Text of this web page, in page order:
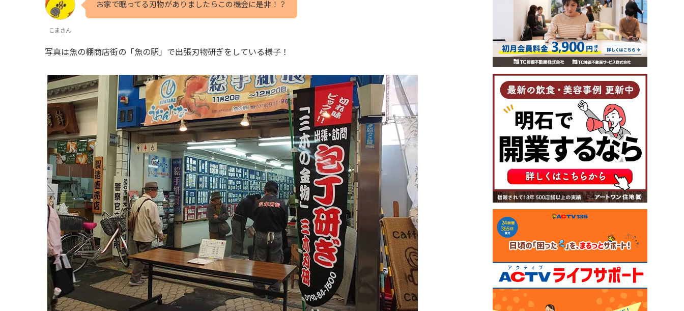
こまさん
お家で眠ってる刃物がありましたらこの機会に是非！？
写真は魚の棚商店街の「魚の駅」で出張刃物研ぎをしている様子！